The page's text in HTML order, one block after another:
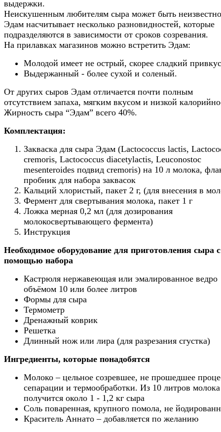
выдержки.
Неискушенным любителям сыра может быть
Эдам насчитывает несколько разновидностей, которые
подразделяются в зависимости от сроков созревания.
На прилавках магазинов можно встретить Эдам:
Молодой имеет не острый, скорее сладкий
Выдержанный - более сухой и соленый.
От других сыров Эдам отличается почти полным
отсутствием запаха, мягким вкусом и низкой
Жирность сыра “Эдам” всего 40%.
Комплектация:
Закваска для сыра Эдам (Lactococcus lactis,
cremoris, Lactococcus diacetylactis, Leuconostoc
mesenteroides подвид сremoris) на 10 л молока,
пробник для набора заквасок
Кальций хлористый, пакет 2 г, (для внесения в
Фермент для свертывания молока, пакет 1 г
Ложка мерная 0,2 мл (для дозирования
молокосвертывающего фермента)
Инструкция
Необходимое оборудование для приготовления сыра с
помощью набора
Кастрюля нержавеющая или эмалированное ведро
объёмом 10 или более литров
Формы для сыра
Термометр
Дренажный коврик
Решетка
Длинный нож или лира (для разрезания сгустка)
Ингредиенты, которые понадобятся
Молоко – цельное созревшее, не прошедшее
сепарации и термообработки. Из 10 литров молока
получится около 1 - 1,2 кг сыра
Соль поваренная, крупного помола, не
Краситель Аннато – добавляется по желанию